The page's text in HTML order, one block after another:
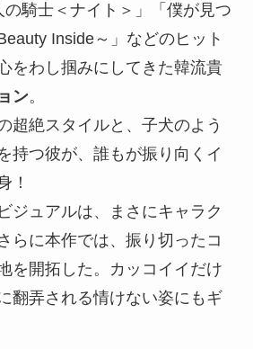
の騎士＜ナイト＞」「僕が見つ
Inside～」などのヒット
をわし掴みにしてきた韓流貴
ン。
超絶スタイルと、子犬のよう
持つ彼が、誰もが振り向くイ
！
ジュアルは、まさにキャラク
らに本作では、振り切ったコ
を開拓した。カッコイイだけ
翻弄される情けない姿にもギ